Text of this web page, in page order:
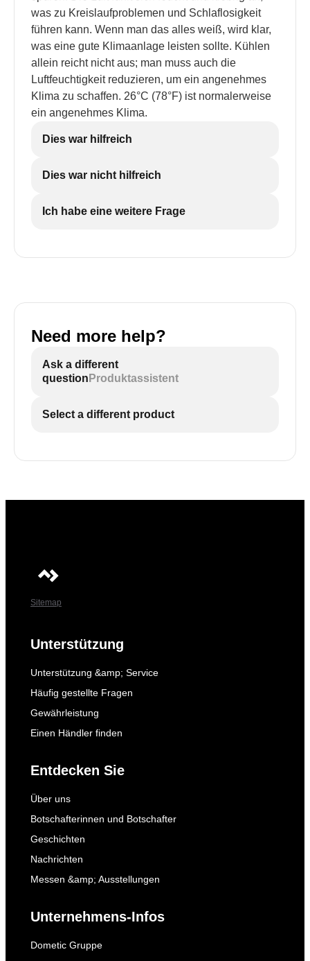
was zu Kreislaufproblemen und Schlaflosigkeit
führen kann. Wenn man das alles weiß, wird klar,
was eine gute Klimaanlage leisten sollte. Kühlen
allein reicht nicht aus; man muss auch die
Luftfeuchtigkeit reduzieren, um ein angenehmes
Klima zu schaffen. 26°C (78°F) ist normalerweise
ein angenehmes Klima.
Dies war hilfreich
Dies war nicht hilfreich
Ich habe eine weitere Frage
Need more help?
Ask a different
question Produktassistent
Select a different product
Sitemap
Unterstützung
Unterstützung &amp; Service
Häufig gestellte Fragen
Gewährleistung
Einen Händler finden
Entdecken Sie
Über uns
Botschafterinnen und Botschafter
Geschichten
Nachrichten
Messen &amp; Ausstellungen
Unternehmens-Infos
Dometic Gruppe